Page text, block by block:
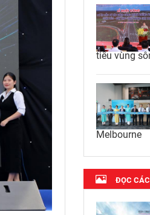
tiểu vùng
Melbourne
ĐỌC